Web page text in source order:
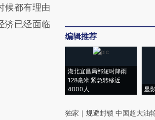
候都有理由
济已经面临
编辑推荐
湖北宜昌局部短时降雨
128毫米 紧急转移近
4000人
显
独家 ｜ 规避封锁 中国超大油